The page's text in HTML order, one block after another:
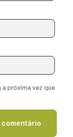
a próxima vez que